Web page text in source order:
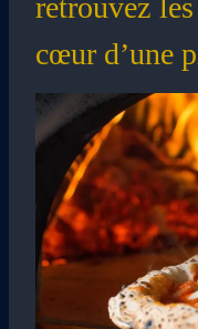
retrouvez
cœur d’une